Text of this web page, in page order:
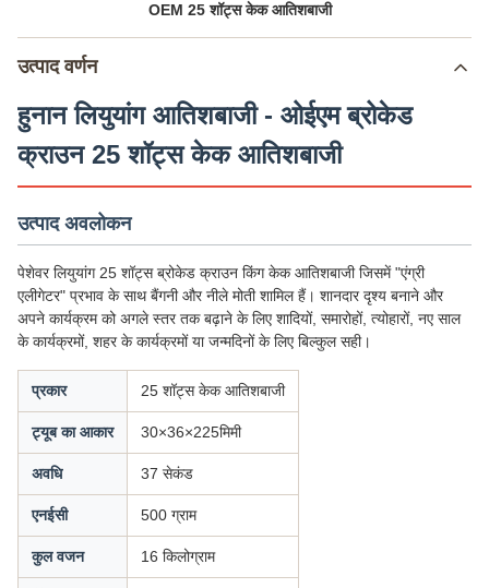
OEM 25 शॉट्स केक आतिशबाजी
उत्पाद वर्णन
हुनान लियुयांग आतिशबाजी - ओईएम ब्रोकेड
क्राउन 25 शॉट्स केक आतिशबाजी
उत्पाद अवलोकन
पेशेवर लियुयांग 25 शॉट्स ब्रोकेड क्राउन किंग केक आतिशबाजी जिसमें "एंग्री
एलीगेटर" प्रभाव के साथ बैंगनी और नीले मोती शामिल हैं। शानदार दृश्य बनाने और
अपने कार्यक्रम को अगले स्तर तक बढ़ाने के लिए शादियों, समारोहों, त्योहारों, नए साल
के कार्यक्रमों, शहर के कार्यक्रमों या जन्मदिनों के लिए बिल्कुल सही।
प्रकार 25 शॉट्स केक आतिशबाजी
ट्यूब का आकार 30×36×225मिमी
अवधि 37 सेकंड
एनईसी 500 ग्राम
कुल वजन 16 किलोग्राम